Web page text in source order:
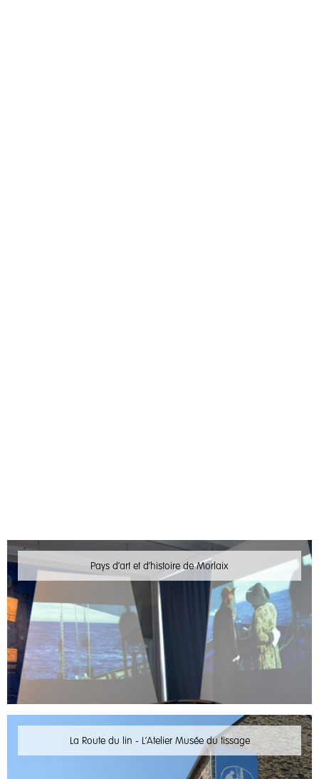
Pays d'art et d'histoire de Morlaix
La Route du lin - L'Atelier Musée du tissage